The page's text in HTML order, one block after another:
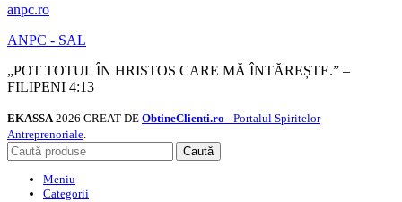
anpc.ro
ANPC - SAL
„POT TOTUL ÎN HRISTOS CARE MĂ ÎNTĂREȘTE.” –
FILIPENI 4:13
EKASSA 2026 CREAT DE ObtineClienti.ro - Portalul Spiritelor
Antreprenoriale
Caută
Meniu
Categorii